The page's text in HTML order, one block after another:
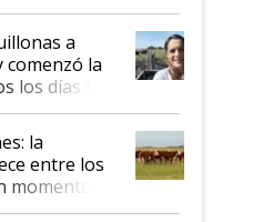
a
comenzó la
los días le
la
entre los